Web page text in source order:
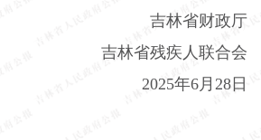
吉林省财政厅
吉林省残疾人联合会
2025年6 月 28日